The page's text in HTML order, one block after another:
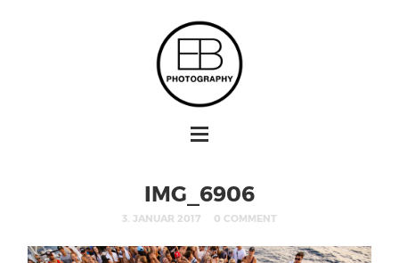
IMG_6906
3. JANUAR 2017 0 COMMENT